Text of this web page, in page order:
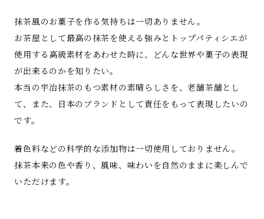
抹茶風のお菓子を作る気持ちは一切ありません。
お茶屋として最高の抹茶を使える強みとトップパティシエが
使用する高級素材をあわせた時に、どんな世界や菓子の表現
が出来るのかを知りたい。
本当の宇治抹茶のもつ素材の素晴らしさを、老舗茶舗とし
て、また、日本のブランドとして責任をもって表現したいの
です。
着色料などの科学的な添加物は一切使用しておりません。
抹茶本来の色や香り、風味、味わいを自然のままに楽しんで
いただけます。